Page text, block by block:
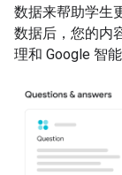
数据来帮助学生
数据后，您的内
理和 Google 智